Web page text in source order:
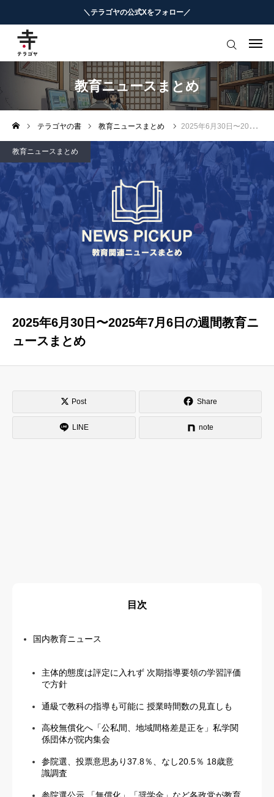
＼テラゴヤの公式Xをフォロー／
教育ニュースまとめ
テラゴヤの書 教育ニュースまとめ 2025年6月30日〜2025年7月6日の週間教育ニュースまとめ
教育ニュースまとめ
2025年6月30日〜2025年7月6日の週間教育ニ
ュースまとめ
Post Share
LINE note
目次
国内教育ニュース
主体的態度は評定に入れず 次期指導要領の学習評価
で方針
通級で教科の指導も可能に 授業時間数の見直しも
高校無償化へ「公私間、地域間格差是正を」私学関
係団体が院内集会
参院選、投票意思あり37.8％、なし20.5％ 18歳意
識調査
はじめての方へ
教育ニュースまとめ
ヨミモノ・特集
マナビ・学習攻略
お役立ちリンク集
テラゴヤ週報
お知らせ
知能工作研究所
テラゴヤ週報